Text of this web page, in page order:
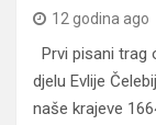
12 godina ago
Prvi pisani trag
djelu Evlije
naše krajeve